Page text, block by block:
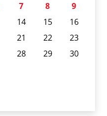
7 8
9
14 15
16
21 22
23
28 29
30